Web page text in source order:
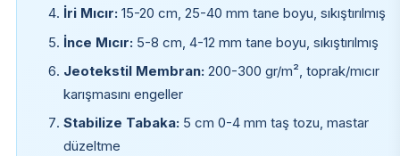
İri Mıcır: 15-20 cm, 25-40 mm tane boyu, sıkıştırılmış
İnce Mıcır: 5-8 cm, 4-12 mm tane boyu, sıkıştırılmış
Jeotekstil Membran: 200-300 gr/m², toprak/mıcır
karışmasını engeller
Stabilize Tabaka: 5 cm 0-4 mm taş tozu, mastar
düzeltme